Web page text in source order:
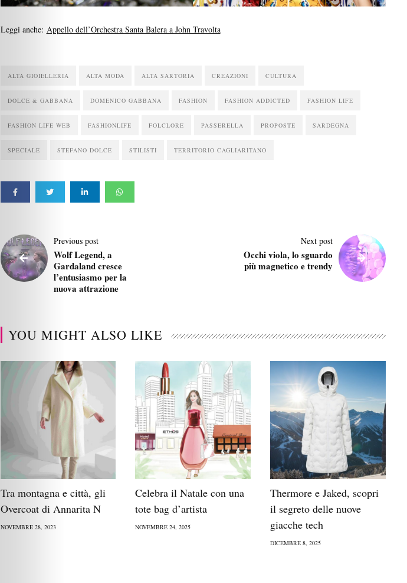
Leggi anche: Appello dell’Orchestra Santa Balera a John Travolta
ALTA GIOIELLERIA ALTA MODA ALTA SARTORIA CREAZIONI CULTURA
DOLCE & GABBANA DOMENICO GABBANA FASHION FASHION ADDICTED FASHION LIFE
FASHION LIFE WEB FASHIONLIFE FOLCLORE PASSERELLA PROPOSTE SARDEGNA
SPECIALE STEFANO DOLCE STILISTI TERRITORIO CAGLIARITANO
Previous post
Wolf Legend, a
Gardaland cresce
l’entusiasmo per la
nuova attrazione
Next post
Occhi viola, lo sguardo
più magnetico e trendy
YOU MIGHT ALSO LIKE
Tra montagna e città, gli
Overcoat di Annarita N
NOVEMBRE 28, 2023
Celebra il Natale con una
tote bag d’artista
NOVEMBRE 24, 2025
Thermore e Jaked, scopri
il segreto delle nuove
giacche tech
DICEMBRE 8, 2025